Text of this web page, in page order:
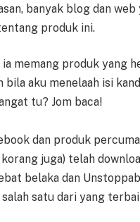
banyak blog dan web
produk ini.
ia memang produk yang
aku menelaah isi
tu? Jom baca!
dan produk
juga) telah
belaka dan
satu dari yang